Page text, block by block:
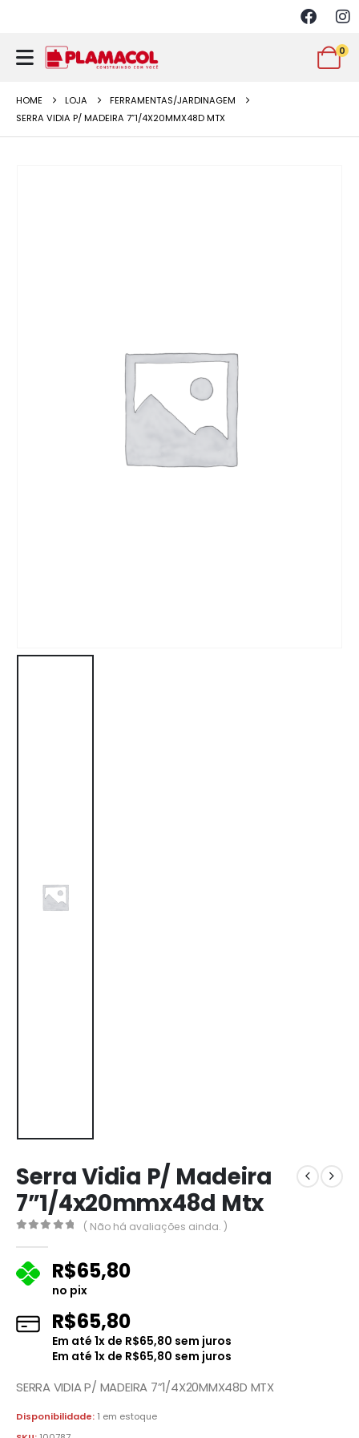
0
HOME LOJA
FERRAMENTAS/JARDINAGEM
SERRA VIDIA P/ MADEIRA 7”1/4X20MMX48D MTX
Serra Vidia P/ Madeira
7”1/4x20mmx48d Mtx
( Não há avaliações ainda. )
R$65,80
no pix
R$65,80
Em até 1x de R$65,80 sem juros
Em até 1x de R$65,80 sem juros
SERRA VIDIA P/ MADEIRA 7”1/4X20MMX48D MTX
Disponibilidade: 1 em estoque